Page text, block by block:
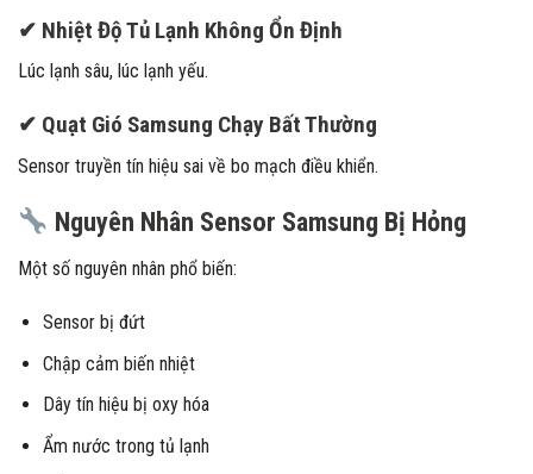
✔ Nhiệt Độ Tủ Lạnh Không Ổn Định
Lúc lạnh sâu, lúc lạnh yếu.
✔ Quạt Gió Samsung Chạy Bất Thường
Sensor truyền tín hiệu sai về bo mạch điều khiển.
Nguyên Nhân Sensor Samsung Bị Hỏng
Một số nguyên nhân phổ biến:
Sensor bị đứt
Chập cảm biến nhiệt
Dây tín hiệu bị oxy hóa
Ẩm nước trong tủ lạnh